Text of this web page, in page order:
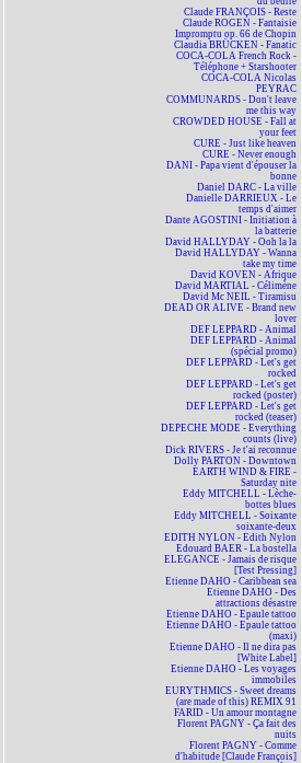
Claude FRANÇOIS - Reste
Claude ROGEN - Fantaisie
Impromptu op. 66 de Chopin
Claudia BRÜCKEN - Fanatic
COCA-COLA French Rock -
Téléphone + Starshooter
COCA-COLA Nicolas
PEYRAC
COMMUNARDS - Don't leave
me this way
CROWDED HOUSE - Fall at
your feet
CURE - Just like heaven
CURE - Never enough
DANI - Papa vient d'épouser la
bonne
Daniel DARC - La ville
Danielle DARRIEUX - Le
temps d'aimer
Dante AGOSTINI - Initiation à
la batterie
David HALLYDAY - Ooh la la
David HALLYDAY - Wanna
take my time
David KOVEN - Afrique
David MARTIAL - Célimène
David Mc NEIL - Tiramisu
DEAD OR ALIVE - Brand new
lover
DEF LEPPARD - Animal
DEF LEPPARD - Animal
(spécial promo)
DEF LEPPARD - Let's get
rocked
DEF LEPPARD - Let's get
rocked (poster)
DEF LEPPARD - Let's get
rocked (teaser)
DEPECHE MODE - Everything
counts (live)
Dick RIVERS - Je t'ai reconnue
Dolly PARTON - Downtown
EARTH WIND & FIRE -
Saturday nite
Eddy MITCHELL - Lèche-
bottes blues
Eddy MITCHELL - Soixante
soixante-deux
EDITH NYLON - Edith Nylon
Edouard BAER - La bostella
ELEGANCE - Jamais de risque
[Test Pressing]
Etienne DAHO - Caribbean sea
Etienne DAHO - Des
attractions désastre
Etienne DAHO - Epaule tattoo
Etienne DAHO - Epaule tattoo
(maxi)
Etienne DAHO - Il ne dira pas
[White Label]
Etienne DAHO - Les voyages
immobiles
EURYTHMICS - Sweet dreams
(are made of this) REMIX 91
FARID - Un amour montagne
Florent PAGNY - Ça fait des
nuits
Florent PAGNY - Comme
d'habitude [Claude François]